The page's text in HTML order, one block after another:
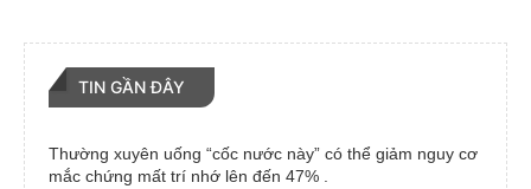
TIN GẦN ĐÂY
Thường xuyên uống “cốc nước này” có thể giảm nguy cơ
mắc chứng mất trí nhớ lên đến 47% .